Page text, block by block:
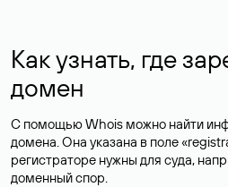
Как узнать, где
домен
С помощью Whois можно найти
домена. Она указана в поле
регистраторе нужны для суда,
доменный спор.